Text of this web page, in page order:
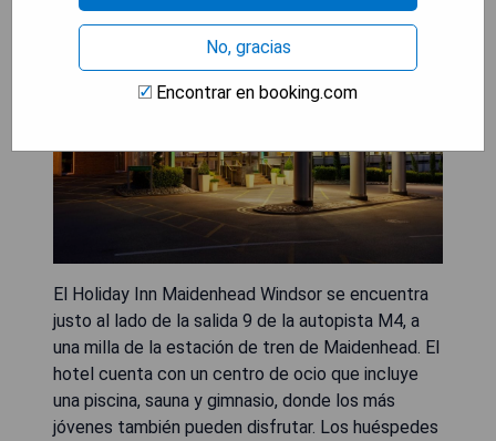
El Holiday Inn Maidenhead Windsor se encuentra
justo al lado de la salida 9 de la autopista M4, a
una milla de la estación de tren de Maidenhead. El
hotel cuenta con un centro de ocio que incluye
una piscina, sauna y gimnasio, donde los más
jóvenes también pueden disfrutar. Los huéspedes
No, gracias
Encontrar en booking.com